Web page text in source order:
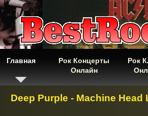
Главная
Рок Концерты
Онлайн
Рок
Deep Purple - Machine